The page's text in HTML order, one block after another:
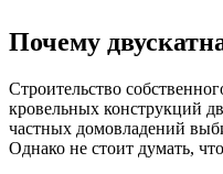
Почему
Строительство
кровельных конструкций
частных домовладений
Однако не стоит думать, что